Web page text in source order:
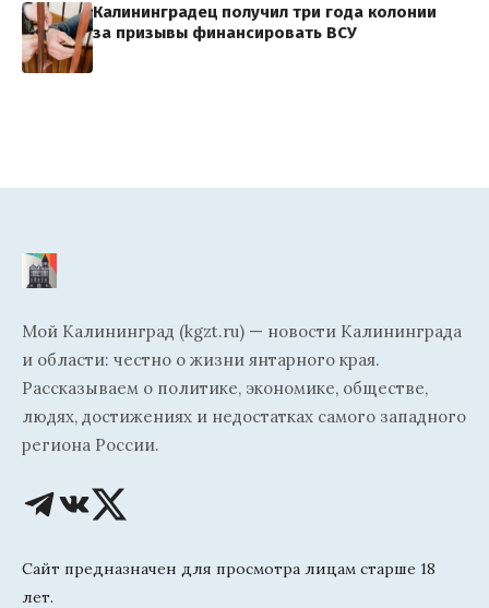
Калининградец получил три года колонии
за призывы финансировать ВСУ
Мой Калининград (kgzt.ru) — новости Калининграда
и области: честно о жизни янтарного края.
Рассказываем о политике, экономике, обществе,
людях, достижениях и недостатках самого западного
региона России.
Сайт предназначен для просмотра лицам старше 18
лет.